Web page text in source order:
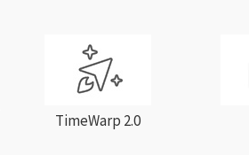
TimeWarp 2.0